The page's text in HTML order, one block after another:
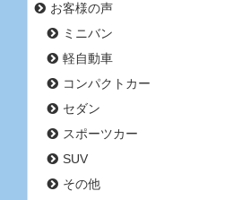
お客様の声
ミニバン
軽自動車
コンパクトカー
セダン
スポーツカー
SUV
その他